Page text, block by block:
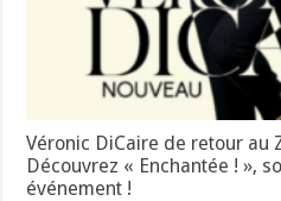
Véronic DiCaire de retour au
Découvrez « Enchantée ! »,
événement !